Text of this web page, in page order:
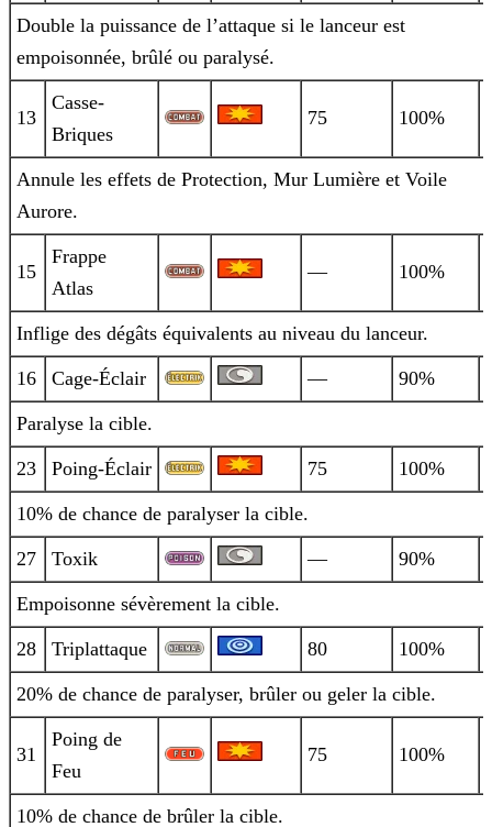
Double la puissance de l’attaque si le lanceur est
empoisonnée, brûlé ou paralysé.
13
Casse-
Briques
75 100%
Annule les effets de Protection, Mur Lumière et Voile
Aurore.
15
Frappe
Atlas
— 100%
Inflige des dégâts équivalents au niveau du lanceur.
16 Cage-Éclair — 90%
Paralyse la cible.
23 Poing-Éclair 75 100%
10% de chance de paralyser la cible.
27 Toxik — 90%
Empoisonne sévèrement la cible.
28 Triplattaque 80 100%
20% de chance de paralyser, brûler ou geler la cible.
31
Poing de
Feu
75 100%
10% de chance de brûler la cible.